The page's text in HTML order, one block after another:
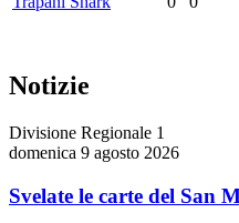
Notizie
Divisione Regionale 1
domenica 9 agosto 2026
Svelate le carte del San